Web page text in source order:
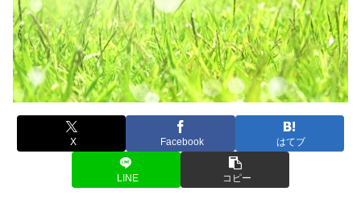
X Facebook はてブ
LINE コピー